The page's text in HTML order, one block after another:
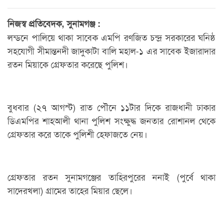
নিজস্ব প্রতিবেদক, সুনামগঞ্জ :
লন্ডনে পালিয়ে থাকা সাবেক এমপি রণজিত চন্দ্র সরকারের ঘনিষ্ঠ
সহযোগী সীমান্তনদী জাদুকাটা বালি মহাল-১ এর সাবেক ইজারাদার
রতন মিয়াকে গ্রেফতার করেছে পুলিশ।
বুধবার (২৭ আগস্ট) রাত পৌনে ১১টার দিকে রাজধানী ঢাকার
ডিএমপির শাহআলী থানা পুলিশ সংক্ষুদ্ধ জনতার রোশানল থেকে
গ্রেফতার করে তাকে পুলিশী হেফাজতে নেয়।
গ্রেফতার রতন সুনামগঞ্জের তাহিরপুরের ননাই (পুর্বে থাকা
সাদেরখলা) গ্রামের তাহের মিয়ার ছেলে।